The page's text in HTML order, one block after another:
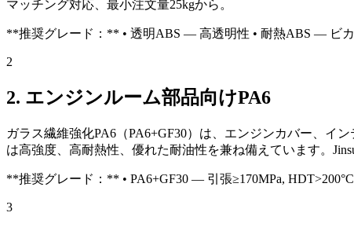
マッチング対応、最小注文量25kgから。
**推奨グレード：** • 透明ABS — 高透明性 • 耐熱ABS — ビカ
2
2. エンジンルーム部品向けPA6
ガラス繊維強化PA6（PA6+GF30）は、エンジンカバー、イ
は高強度、高耐熱性、優れた耐油性を兼ね備えています。
**推奨グレード：** • PA6+GF30 — 引張≥170MPa,
3